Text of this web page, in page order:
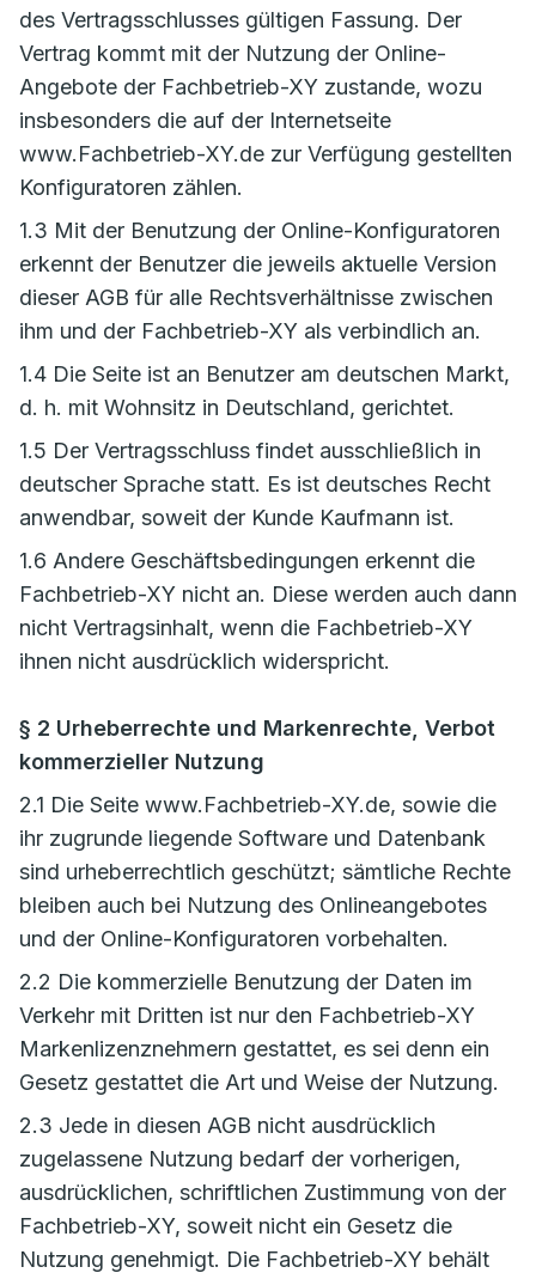
des Vertragsschlusses gültigen Fassung. Der
Vertrag kommt mit der Nutzung der Online-
Angebote der Fachbetrieb-XY zustande, wozu
insbesonders die auf der Internetseite
www.Fachbetrieb-XY.de zur Verfügung gestellten
Konfiguratoren zählen.
1.3 Mit der Benutzung der Online-Konfiguratoren
erkennt der Benutzer die jeweils aktuelle Version
dieser AGB für alle Rechtsverhältnisse zwischen
ihm und der Fachbetrieb-XY als verbindlich an.
1.4 Die Seite ist an Benutzer am deutschen Markt,
d. h. mit Wohnsitz in Deutschland, gerichtet.
1.5 Der Vertragsschluss findet ausschließlich in
deutscher Sprache statt. Es ist deutsches Recht
anwendbar, soweit der Kunde Kaufmann ist.
1.6 Andere Geschäftsbedingungen erkennt die
Fachbetrieb-XY nicht an. Diese werden auch dann
nicht Vertragsinhalt, wenn die Fachbetrieb-XY
ihnen nicht ausdrücklich widerspricht.
§ 2 Urheberrechte und Markenrechte, Verbot
kommerzieller Nutzung
2.1 Die Seite www.Fachbetrieb-XY.de, sowie die
ihr zugrunde liegende Software und Datenbank
sind urheberrechtlich geschützt; sämtliche Rechte
bleiben auch bei Nutzung des Onlineangebotes
und der Online-Konfiguratoren vorbehalten.
2.2 Die kommerzielle Benutzung der Daten im
Verkehr mit Dritten ist nur den Fachbetrieb-XY
Markenlizenznehmern gestattet, es sei denn ein
Gesetz gestattet die Art und Weise der Nutzung.
2.3 Jede in diesen AGB nicht ausdrücklich
zugelassene Nutzung bedarf der vorherigen,
ausdrücklichen, schriftlichen Zustimmung von der
Fachbetrieb-XY, soweit nicht ein Gesetz die
Nutzung genehmigt. Die Fachbetrieb-XY behält